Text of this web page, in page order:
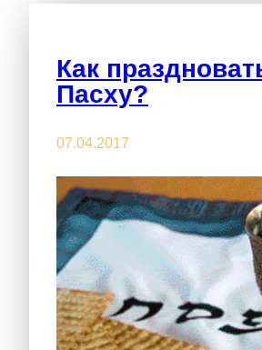
Как
Пасху?
07.04.2017